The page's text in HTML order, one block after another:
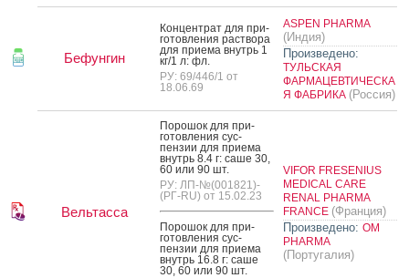
Бефунгин
Кон­цен­трат для при­
готов­ле­ния рас­тво­ра
для при­ема внутрь 1
кг/1 л: фл.
РУ: 69/446/1 от
18.06.69
ASPEN PHARMA
(Индия)
Произведено:
ТУЛЬСКАЯ
ФАРМАЦЕВТИЧЕСКА
Я ФАБРИКА (Россия)
Вельтасса
По­рошок для при­
готов­ле­ния сус­
пензии для при­ема
внутрь 8.4 г: са­ше 30,
60 или 90 шт.
РУ: ЛП-№(001821)-
(РГ-RU) от 15.02.23
По­рошок для при­
готов­ле­ния сус­
пензии для при­ема
внутрь 16.8 г: са­ше
30, 60 или 90 шт.
VIFOR FRESENIUS
MEDICAL CARE
RENAL PHARMA
FRANCE (Франция)
Произведено: OM
PHARMA
(Португалия)